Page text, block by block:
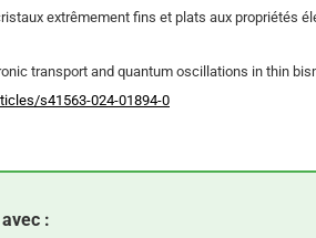
extrêmement fins et plats aux propriétés
transport and quantum oscillations in thin
s41563-024-01894-0
: